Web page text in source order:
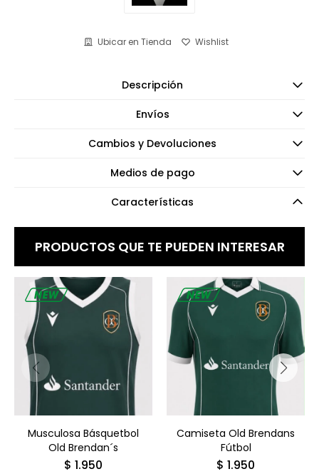
Ubicar en Tienda
Descripción
Envíos
Cambios y Devoluciones
Medios de pago
Características
PRODUCTOS QUE TE PUEDEN INTERESAR
Musculosa Básquetbol
Old Brendan´s
$ 1.950
Camiseta Old Brendans
Fútbol
$ 1.950